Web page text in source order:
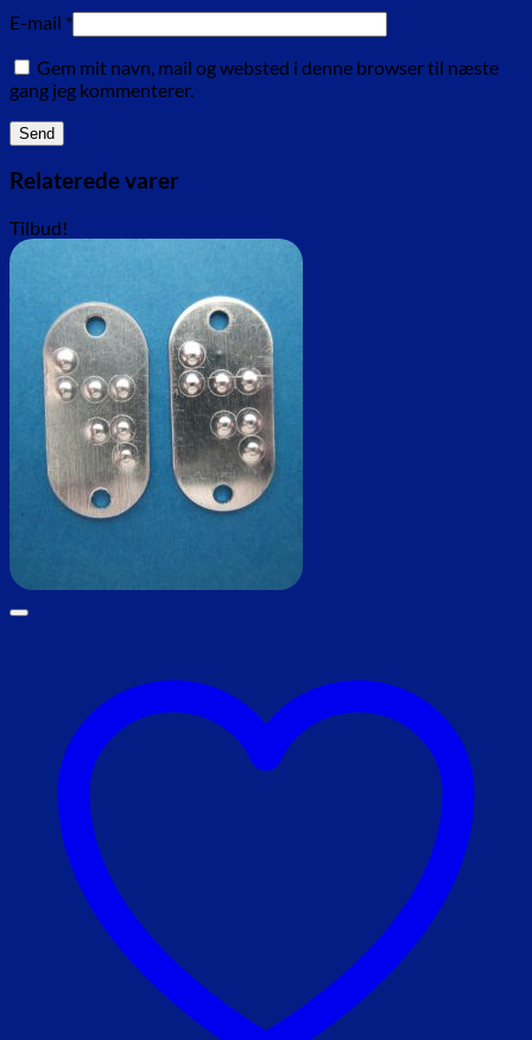
E-mail *
Gem mit navn, mail og websted i denne browser til næste
gang jeg kommenterer.
Relaterede varer
Tilbud!